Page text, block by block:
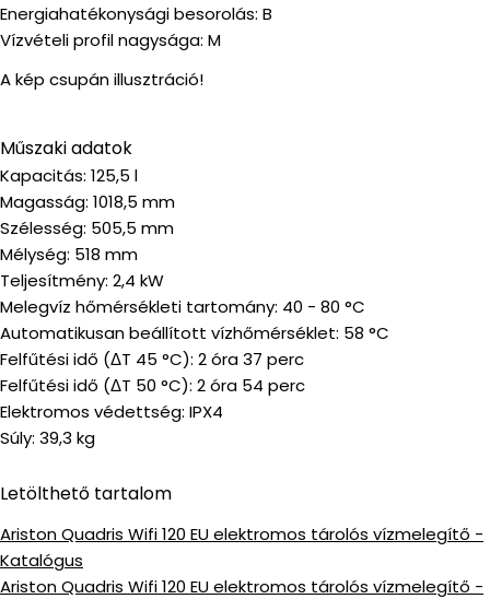
Energiahatékonysági besorolás: B
Vízvételi profil nagysága: M
A kép csupán illusztráció!
Műszaki adatok
Kapacitás: 125,5 l
Magasság: 1018,5 mm
Szélesség: 505,5 mm
Mélység: 518 mm
Teljesítmény: 2,4 kW
Melegvíz hőmérsékleti tartomány: 40 - 80 °C
Automatikusan beállított vízhőmérséklet: 58 °C
Felfűtési idő (ΔT 45 °C): 2 óra 37 perc
Felfűtési idő (ΔT 50 °C): 2 óra 54 perc
Elektromos védettség: IPX4
Súly: 39,3 kg
Letölthető tartalom
Ariston Quadris Wifi 120 EU elektromos tárolós vízmelegítő -
Katalógus
Ariston Quadris Wifi 120 EU elektromos tárolós vízmelegítő -